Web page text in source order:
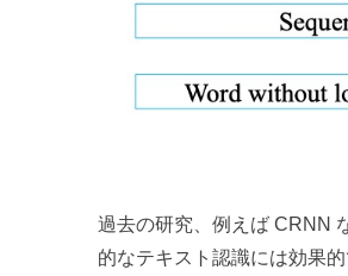
過去の研究、例えば CRNN
的なテキスト認識には効果